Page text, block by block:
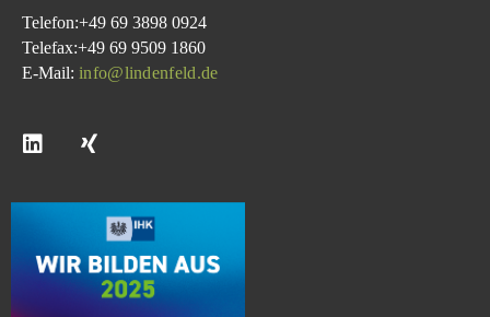
Telefon:+49 69 3898 0924
Telefax:+49 69 9509 1860
E-Mail: info@lindenfeld.de